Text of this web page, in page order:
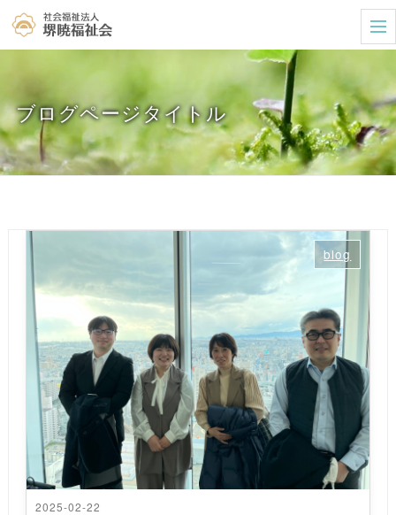
t
o
e
n
a
v
g
a
ブログページタイトル
2025-02-22
blog